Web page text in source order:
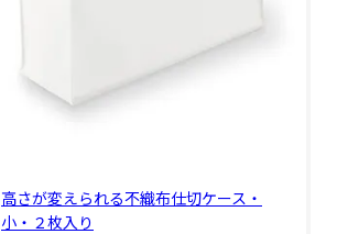
高さが変えられる不織布仕切ケース・
小・２枚入り